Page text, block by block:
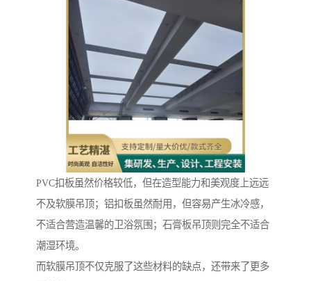
PVC扣板虽然价格较低，但在造型能力和美观度上远远
不及软膜吊顶；铝扣板虽然耐用，但容易产生冰冷感，
不适合营造温馨的卫浴氛围；石膏板吊顶则完全不适合
潮湿环境。
而软膜吊顶不仅克服了这些材料的缺点，还带来了更多